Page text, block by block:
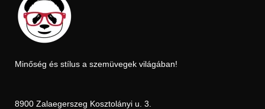
Minőség és stílus a szemüvegek világában!
8900 Zalaegerszeg Kosztolányi u. 3.